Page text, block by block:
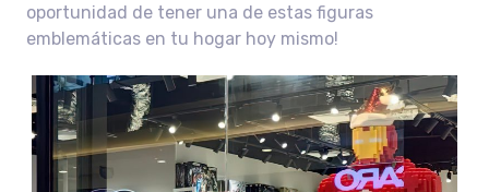
oportunidad de tener una de estas figuras
emblemáticas en tu hogar hoy mismo!